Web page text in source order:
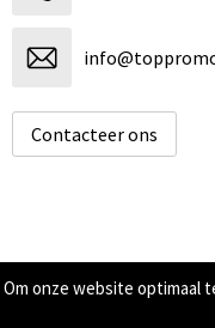
Contacteer ons
Informatie
Om onze website optimaal